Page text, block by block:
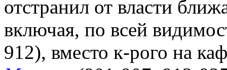
отстранил от власти
включая, по всей
912), вместо к-рого на